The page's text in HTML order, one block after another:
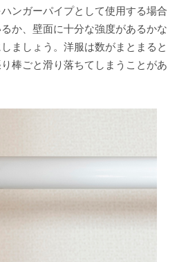
ンガーパイプとして使用する場合
か、壁面に十分な強度があるかな
ましょう。洋服は数がまとまると
棒ごと滑り落ちてしまうことがあ